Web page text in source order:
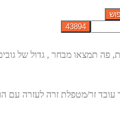
פה תמצאו מבחר , גדול של